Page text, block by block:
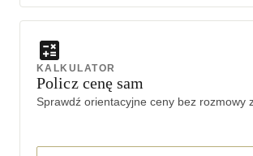
KALKULATOR
Policz cenę sam
Sprawdź orientacyjne ceny bez rozmowy